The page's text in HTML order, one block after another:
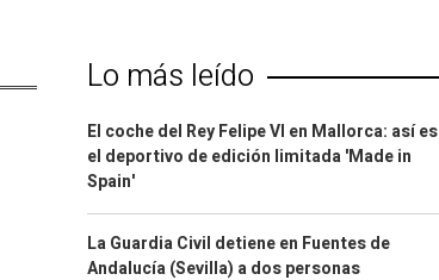
Lo más leído
El coche del Rey Felipe VI en Mallorca: así es
el deportivo de edición limitada 'Made in
Spain'
La Guardia Civil detiene en Fuentes de
Andalucía (Sevilla) a dos personas